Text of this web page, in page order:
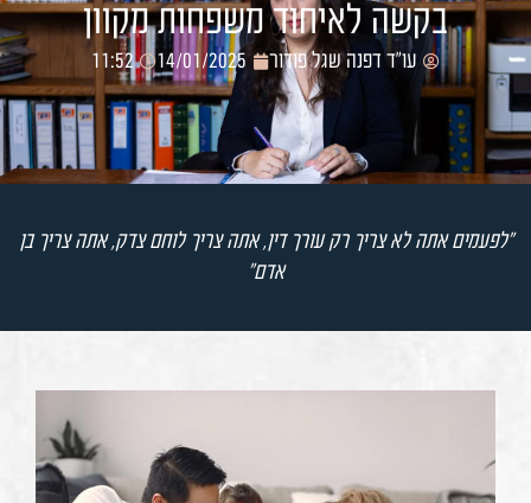
בקשה לאיחוד משפחות מקוון
עו"ד דפנה שגל פודור 14/01/2025
11:52
"לפעמים אתה לא צריך רק עורך דין, אתה צריך לוחם צדק, אתה צריך בן
אדם"